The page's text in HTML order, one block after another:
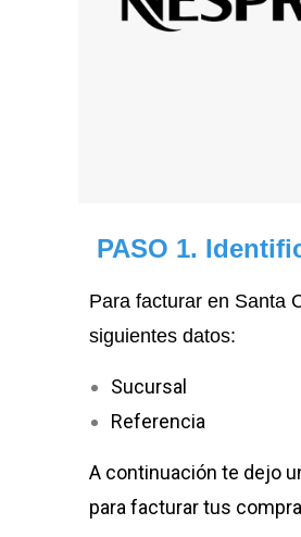
PASO 1.
Para facturar en Santa
siguientes datos:
Sucursal
Referencia
A continuación te dejo
para facturar tus